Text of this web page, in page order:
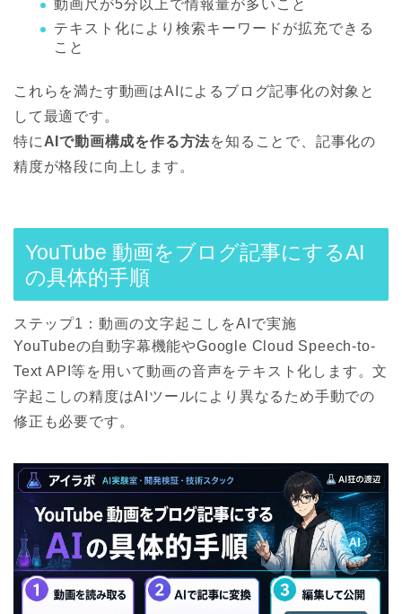
動画尺が5分以上で情報量が多いこと
テキスト化により検索キーワードが拡充できる
こと
これらを満たす動画はAIによるブログ記事化の対象と
して最適です。
特に AIで動画構成を作る方法を知ることで、記事化の
精度が格段に向上します。
YouTube 動画をブログ記事にするAI
の具体的手順
ステップ1：動画の文字起こしをAIで実施
YouTubeの自動字幕機能やGoogle Cloud Speech-to-
Text API等を用いて動画の音声をテキスト化します。文
字起こしの精度はAIツールにより異なるため手動での
修正も必要です。